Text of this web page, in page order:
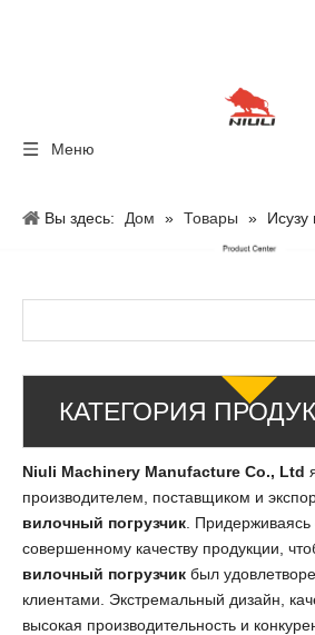
Меню
Вы здесь: Дом » Товары » Исузу
КАТЕГОРИЯ
Niuli Machinery Manufacture Co., Ltd
производителем, поставщиком и
вилочный погрузчик .
совершенному качеству продукции,
вилочный погрузчик был
клиентами. Экстремальный дизайн,
высокая производительность и